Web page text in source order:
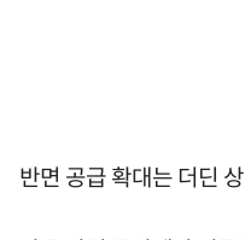
반면 공급 확대는 더딘